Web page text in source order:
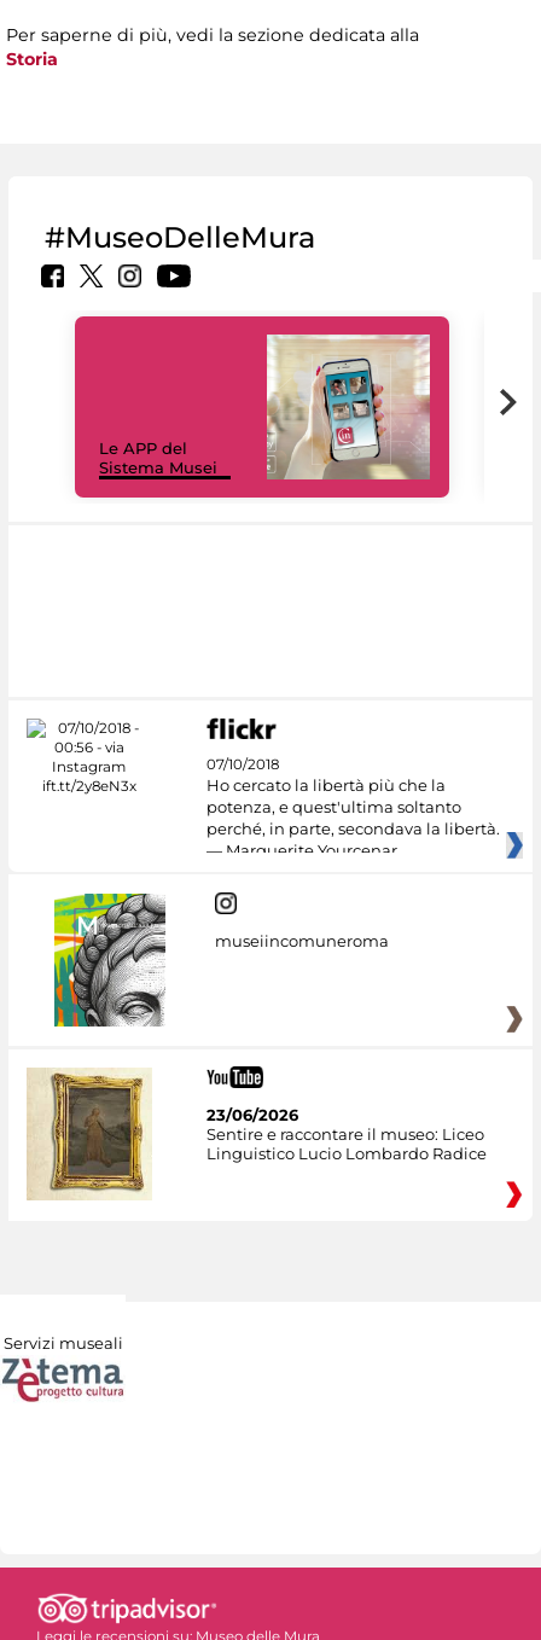
Per saperne di più, vedi la sezione dedicata alla
Storia
#MuseoDelleMura
Le APP del
Sistema Musei
07/10/2018
Ho cercato la libertà più che la
potenza, e quest'ultima soltanto
perché, in parte, secondava la libertà.
— Marguerite Yourcenar
museiincomuneroma
23/06/2026
Sentire e raccontare il museo: Liceo
Linguistico Lucio Lombardo Radice
Servizi museali
Leggi le recensioni su: Museo delle Mura